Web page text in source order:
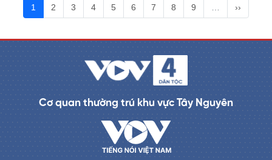
1 2 3 4 5 6 7 8 9 … ››
Cơ quan thường trú khu vực Tây Nguyên